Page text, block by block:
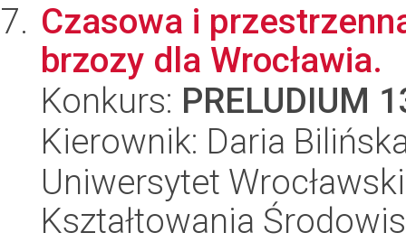
Czasowa i
brzozy dla Wrocławia.
Konkurs: PRELUDIUM
Kierownik: Daria
Uniwersytet
Kształtowania